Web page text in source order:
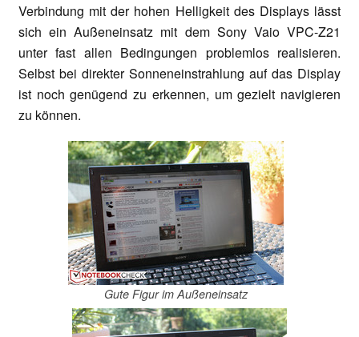
Verbindung mit der hohen Helligkeit des Displays lässt
sich ein Außeneinsatz mit dem Sony Vaio VPC-Z21
unter fast allen Bedingungen problemlos realisieren.
Selbst bei direkter Sonneneinstrahlung auf das Display
ist noch genügend zu erkennen, um gezielt navigieren
zu können.
Gute Figur im Außeneinsatz